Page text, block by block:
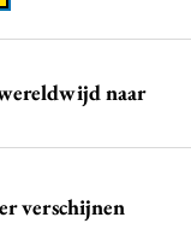
naar
verschijnen